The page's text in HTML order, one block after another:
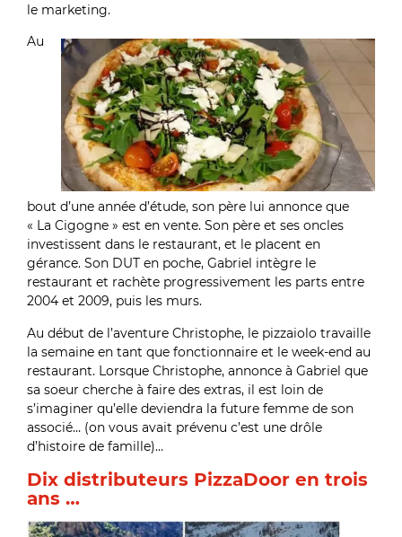
le marketing.
Au
bout d’une année d’étude, son père lui annonce que
« La Cigogne » est en vente. Son père et ses oncles
investissent dans le restaurant, et le placent en
gérance. Son DUT en poche, Gabriel intègre le
restaurant et rachète progressivement les parts entre
2004 et 2009, puis les murs.
Au début de l’aventure Christophe, le pizzaiolo travaille
la semaine en tant que fonctionnaire et le week-end au
restaurant. Lorsque Christophe, annonce à Gabriel que
sa soeur cherche à faire des extras, il est loin de
s’imaginer qu’elle deviendra la future femme de son
associé… (on vous avait prévenu c’est une drôle
d’histoire de famille)…
Dix distributeurs PizzaDoor en trois
ans …